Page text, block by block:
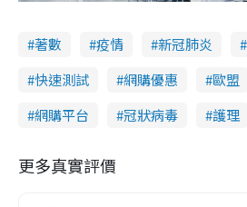
著數 疫情 新冠肺炎
快速測試
網購優惠 歐盟
網購平台
冠狀病毒 護理
更多真實評價